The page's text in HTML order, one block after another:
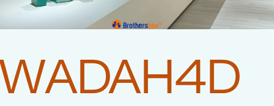
WADAH4D